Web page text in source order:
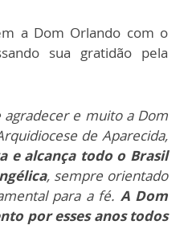
a Dom Orlando com o
sua gratidão pela
agradecer e muito a Dom
de Aparecida,
e alcança todo o Brasil
, sempre orientado
para a fé. A Dom
por esses anos todos